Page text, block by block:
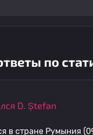
по
D. Ștefan
в стране Румыния